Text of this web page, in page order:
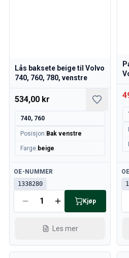
Lås baksete beige til Volvo
740, 760, 780, venstre
534,00 kr
740, 760
Posisjon: Bak venstre
Farge: beige
Tilgjengelig
OE-NUMMER
1338280
Kjøp
Les mer